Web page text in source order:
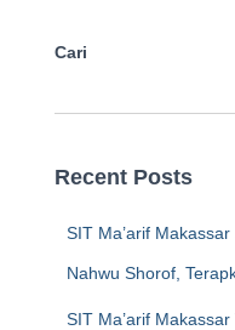
Cari
Recent Posts
SIT Ma’arif
Nahwu Shorof,
SIT Ma’arif